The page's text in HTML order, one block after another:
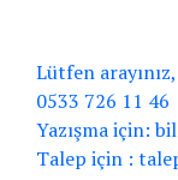
Lütfen
0533 726 11 46
Yazışma için:
Talep için :